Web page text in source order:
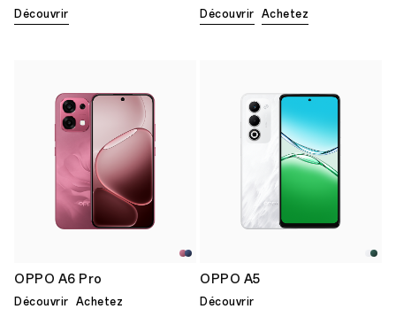
Découvrir Achetez
Découvrir
OPPO A6 Pro
Achetez
Découvrir
OPPO A5
Découvrir